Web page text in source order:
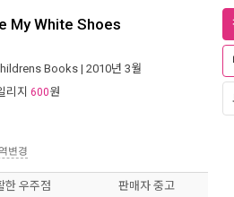
My White Shoes
Books | 2010년 3월
리지 600원
변경
한 우주점 판매자 중고